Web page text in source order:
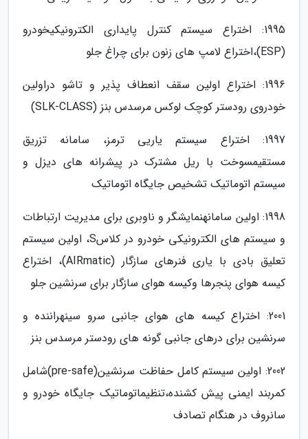
1995: اختراع سیستم کنترل پایداری الکترونیکیخودرو
(ESP)،اختراع لامپ­ های زنون برای چراغ جلو
1996: اختراع اولین سقف انعطاف پذیر و تاشو دراولین
خودروی رودستر کوچک لوکس مرسدس بنز (SLK-CLASS)
1997: اختراع سیستم یاریی ترمز، سامانه تزریق
مستقیمسوخت با ریل مشترک در پیشرانه ­های دیزل و
سیستم اتوماتیک تشخیص جایگاه اتوماتیک
1998: اولین سامانهنمایشگر و ناوبری برای مدیریت ارتباطات
و سیستم­ های الکترونیکی خودرو در کلاسS، اولین سیستم
تعلیق بادی با یاری فنرهای سازگار (AIRmatic)، اختراع
کیسه هوای پنجرها وکیسه­ هوای سازگار برای سرنشین جلو
2001: اختراع کیسه­ های هوای جانبی سرو سینهراننده و
سرنشین برای درهای جانبی گونه­ های رودستر مرسدس بنز
2002: اولین سیستم کامل حفاظت سرنشین(pre-safe)شامل
کمربند ایمنی پیش کشنده،تنظیماتوماتیک جایگاه خودرو و
سانروف در هنگام تصادف